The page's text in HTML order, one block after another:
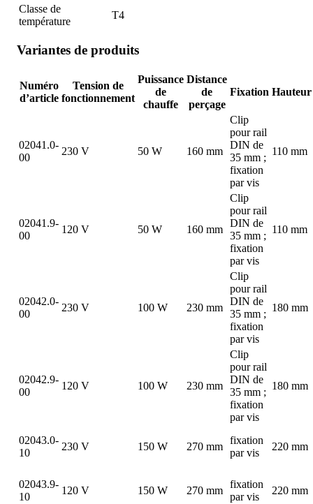
Classe de
température
T4
Variantes de produits
Numéro
d’article
Tension de
fonctionnement
Puissance
de
chauffe
Distance
de
perçage
Fixation Hauteur
02041.0-
00
230 V 50 W 160 mm
Clip
pour rail
DIN de
35 mm ;
fixation
par vis
110 mm
02041.9-
00
120 V 50 W 160 mm
Clip
pour rail
DIN de
35 mm ;
fixation
par vis
110 mm
02042.0-
00
230 V 100 W 230 mm
Clip
pour rail
DIN de
35 mm ;
fixation
par vis
180 mm
02042.9-
00
120 V 100 W 230 mm
Clip
pour rail
DIN de
35 mm ;
fixation
par vis
180 mm
02043.0-
10
230 V 150 W 270 mm
fixation
par vis
220 mm
02043.9-
10
120 V 150 W 270 mm
fixation
par vis
220 mm